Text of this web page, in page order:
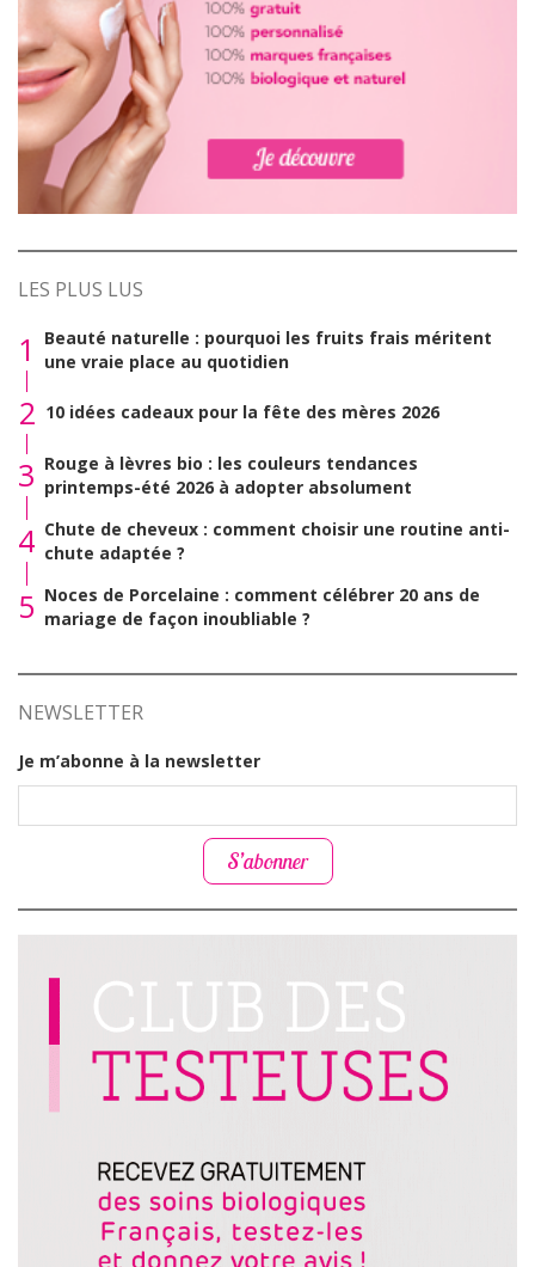
LES PLUS LUS
1
Beauté naturelle : pourquoi les fruits frais méritent
une vraie place au quotidien
2 10 idées cadeaux pour la fête des mères 2026
3 Rouge à lèvres bio : les couleurs tendances
printemps-été 2026 à adopter absolument
4 Chute de cheveux : comment choisir une routine anti-
chute adaptée ?
5 Noces de Porcelaine : comment célébrer 20 ans de
mariage de façon inoubliable ?
NEWSLETTER
Je m’abonne à la newsletter
S’abonner